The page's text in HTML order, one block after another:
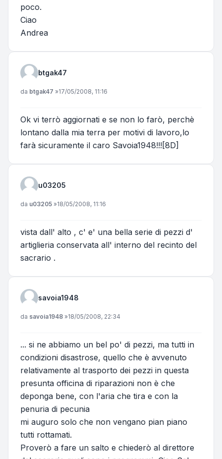
poco.
Ciao
Andrea
btgak47
Messaggio
da btgak47 »17/05/2008, 11:16
Ok vi terrò aggiornati e se non lo farò, perchè
lontano dalla mia terra per motivi di lavoro,lo
farà sicuramente il caro Savoia1948!!![8D]
u03205
Messaggio
da u03205 »18/05/2008, 11:16
vista dall' alto , c' e' una bella serie di pezzi d'
artiglieria conservata all' interno del recinto del
sacrario .
savoia1948
Messaggio
da savoia1948 »18/05/2008, 22:34
... si ne abbiamo un bel po' di pezzi, ma tutti in
condizioni disastrose, quello che è avvenuto
relativamente al trasporto dei pezzi in questa
presunta officina di riparazioni non è che
deponga bene, con l'aria che tira e con la
penuria di pecunia
mi auguro solo che non vengano pian piano
tutti rottamati.
Proverò a fare un salto e chiederò al direttore